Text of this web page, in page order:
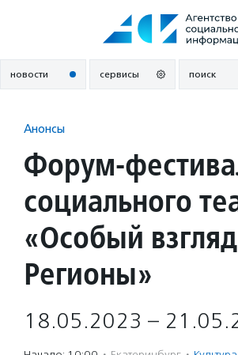
новости сервисы поиск
Анонсы
Форум-
социального
«Особый
Регионы»
18.05.2023 –